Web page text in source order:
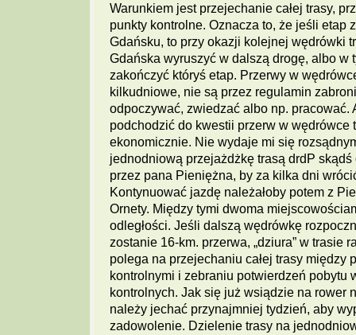
Warunkiem jest przejechanie całej trasy,
punkty kontrolne. Oznacza to, że jeśli etap
Gdańsku, to przy okazji kolejnej wędrówki
Gdańska wyruszyć w dalszą drogę, albo w
zakończyć któryś etap. Przerwy w
kilkudniowe, nie są przez regulamin
odpoczywać, zwiedzać albo np. pracować.
podchodzić do kwestii przerw w wędrówce
ekonomicznie. Nie wydaje mi się
jednodniową przejażdżkę trasą drdP
przez pana Pieniężna, by za kilka dni
Kontynuować jazdę należałoby potem z
Ornety. Między tymi dwoma
odległości. Jeśli dalszą wędrówkę
zostanie 16-km. przerwa, „dziura” w trasie
polega na przejechaniu całej trasy między
kontrolnymi i zebraniu potwierdzeń pobytu
kontrolnych. Jak się już wsiądzie na rower
należy jechać przynajmniej tydzień, aby
zadowolenie. Dzielenie trasy na